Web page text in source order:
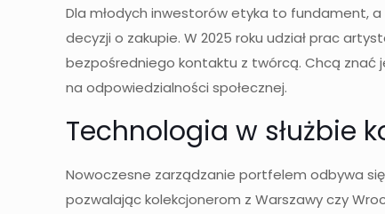
Dla młodych inwestorów etyka to fundament,
decyzji o zakupie. W 2025 roku udział prac
bezpośredniego kontaktu z twórcą. Chcą znać
na odpowiedzialności społecznej.
Technologia w służbie
Nowoczesne zarządzanie portfelem odbywa
pozwalając kolekcjonerom z Warszawy czy